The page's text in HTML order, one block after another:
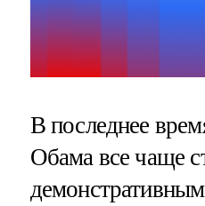
В последнее
Обама все чаще
демонстративным